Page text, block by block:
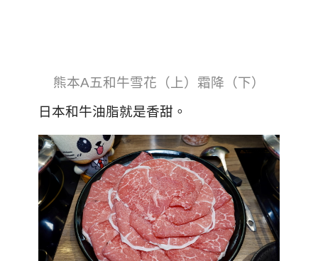
熊本A五和牛雪花（上）霜降（下）
日本和牛油脂就是香甜。